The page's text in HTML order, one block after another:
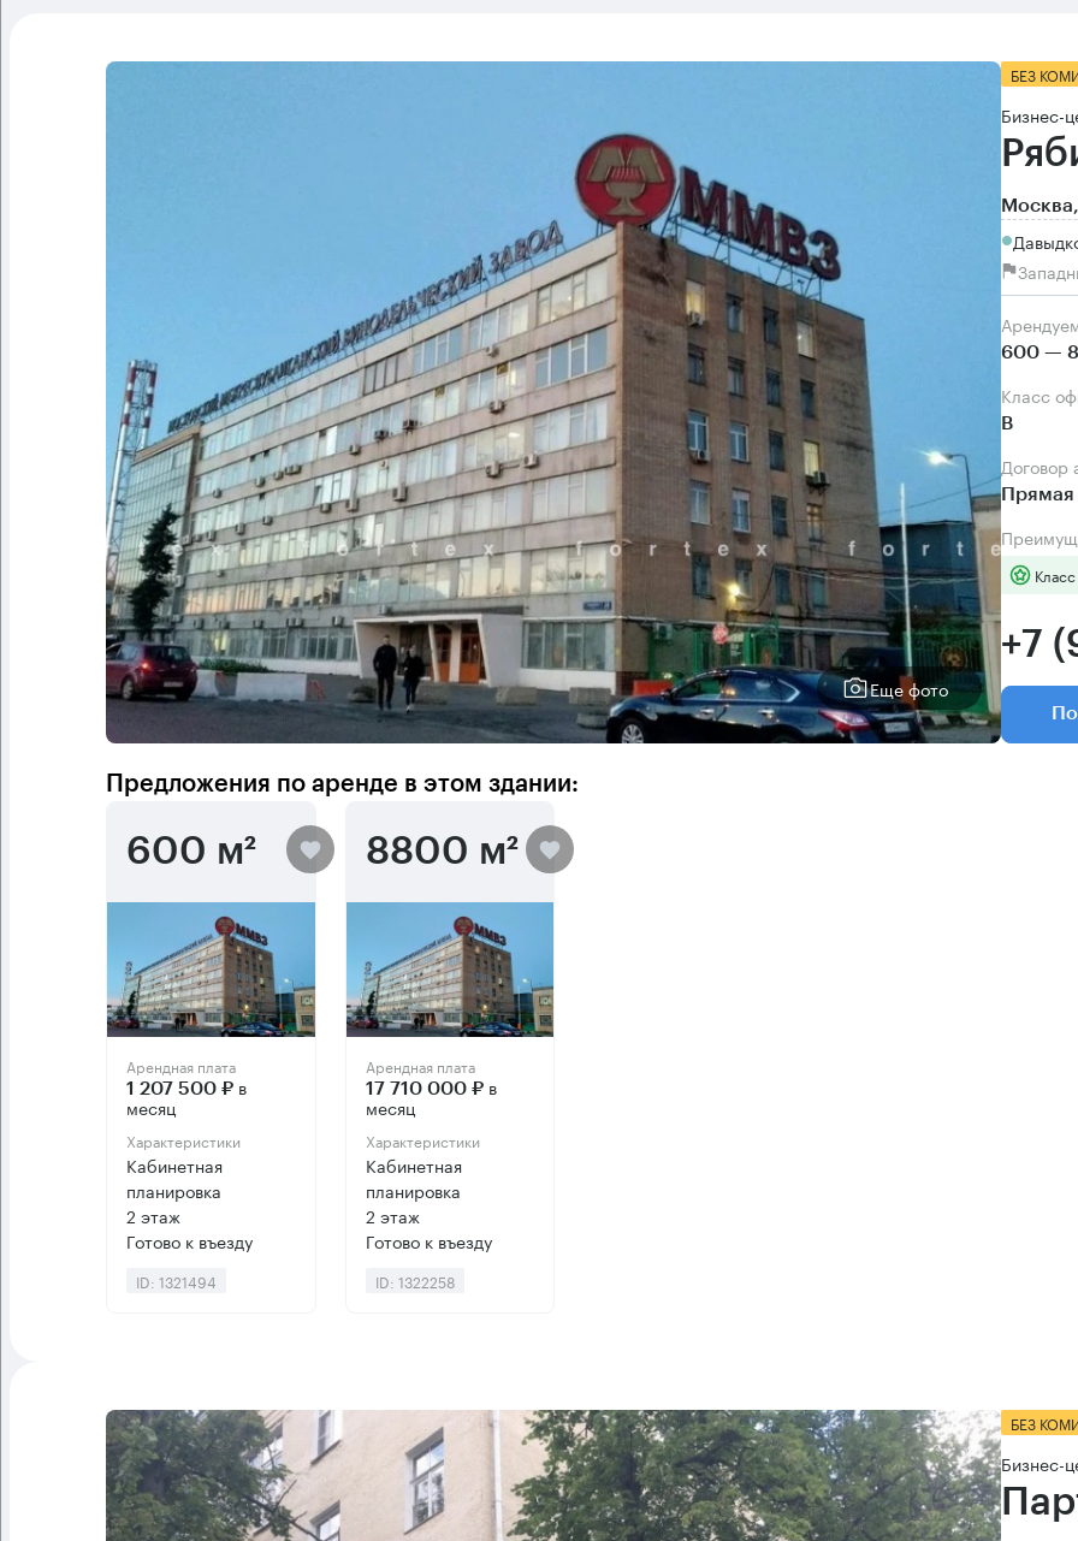
Еще фото
БЕЗ
Бизнес-
600 —
Класс
B
Прямая
+7
Предложения по аренде в этом здании:
600 м²
Арендная плата
1 207 500 ₽ в
месяц
Характеристики
Кабинетная
планировка
2 этаж
Готово к въезду
ID: 1321494
8800 м²
Арендная плата
17 710 000 ₽в
месяц
Характеристики
Кабинетная
планировка
2 этаж
Готово к въезду
ID: 1322258
БЕЗ
Бизнес-